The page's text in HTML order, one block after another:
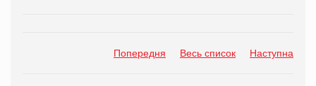
Попередня Весь список Наступна